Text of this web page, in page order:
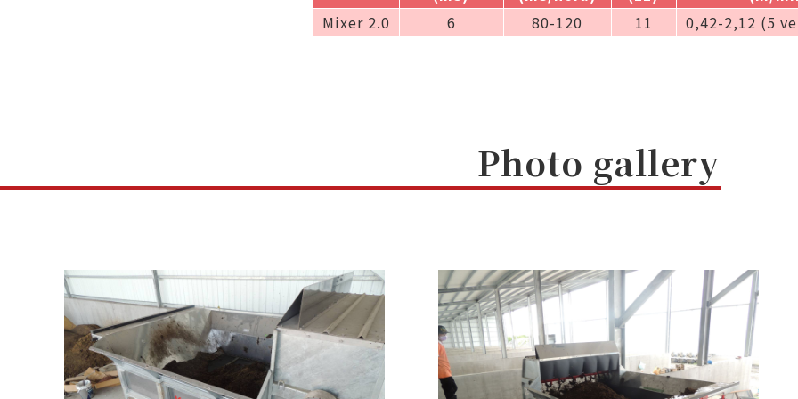
Mixer 2.0
6 80-120 11 0,42-2,12 (5
Photo gallery